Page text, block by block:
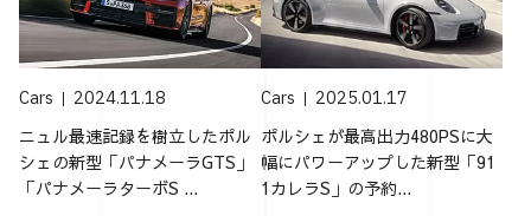
Cars 2024.11.18
ニュル最速記録を樹立したポル
シェの新型「パナメーラGTS」
「パナメーラターボS ...
Cars 2025.01.17
ポルシェが最高出力480PSに大
幅にパワーアップした新型「91
1カレラS」の予約...